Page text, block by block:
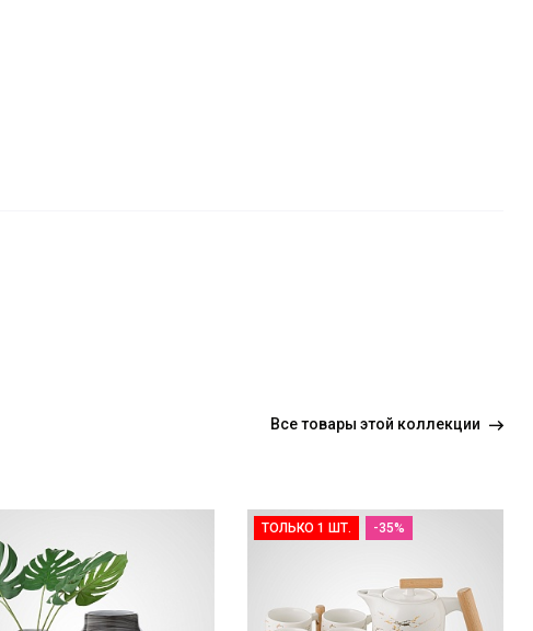
Всетовары этой коллекции
ТОЛЬКО 1 ШТ. -35%